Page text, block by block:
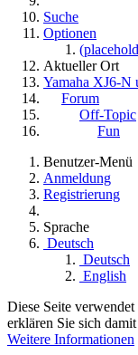
Suche
Optionen
Aktueller Ort
Yamaha XJ6-N
Forum
Off-Topic
Fun
Benutzer-Menü
Anmeldung
Registrierung
Sprache
Deutsch
Deutsch
English
Diese Seite
erklären Sie sich
Weitere Informationen